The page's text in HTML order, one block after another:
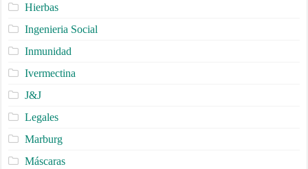
Hierbas
Ingenieria Social
Inmunidad
Ivermectina
J&J
Legales
Marburg
Máscaras